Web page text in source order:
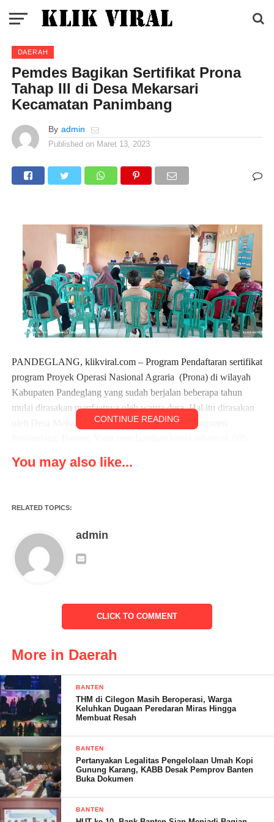
DAERAH
Pemdes Bagikan Sertifikat Prona
Tahap III di Desa Mekarsari
Kecamatan Panimbang
By admin
Published on Maret 13, 2023
PANDEGLANG, klikviral.com – Program Pendaftaran sertifikat
program Proyek Operasi Nasional Agraria (Prona) di wilayah
Kabupaten Pandeglang yang sudah berjalan beberapa tahun
mulai dirasakan manfaatnya oleh warga desa. Hal itu dirasakan
oleh Desa Mekarsari Kecamatan Panimbang Kabupaten
terjangkau, juga kecepatan prosesnya sangat memudahkan
Penyerahan sertifikat kepada masyarakat desa Mekarsari
dilakukan Badan Pertanahan Nasional (BPN) Kabupaten
Pandeglang. Selain dari pihak BPN Pandeglang, penyerahan
sertifikat prona tersebut juga didampingi oleh Kepala Desa
Mekarsari, BPD dan Polsek Panimbang Polres Pandeglang.
Bhabinkamtibmas Briptu Agus
Sairoh, warga RT. 07 RW. 02 yang mendapatkan sertifikat,
mengaku sangat terbantu dengan adanya program Prona
tersebut,” Saya sangat terbantu dengan program seperti ini.
CONTINUE READING
You may also like...
RELATED TOPICS:
admin
CLICK TO COMMENT
More in Daerah
BANTEN
THM di Cilegon Masih Beroperasi, Warga
Keluhkan Dugaan Peredaran Miras Hingga
Membuat Resah
BANTEN
Pertanyakan Legalitas Pengelolaan Umah Kopi
Gunung Karang, KABB Desak Pemprov Banten
Buka Dokumen
BANTEN